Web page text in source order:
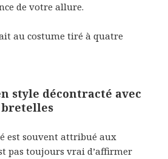
de votre allure.
au costume tiré à quatre
style décontracté avec
bretelles
est souvent attribué aux
pas toujours vrai d’affirmer